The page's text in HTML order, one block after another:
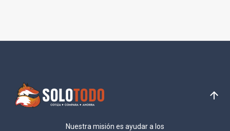
Nuestra misión es ayudar a los